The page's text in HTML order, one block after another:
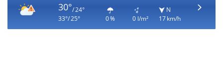
30°/ 24°
33°/ 25°
0 % 0 l/m²
N
17 km/h